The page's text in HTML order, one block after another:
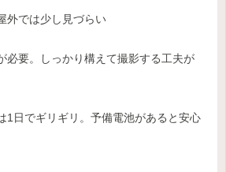
外では少し見づらい
必要。しっかり構えて撮影する工夫が
1日でギリギリ。予備電池があると安心